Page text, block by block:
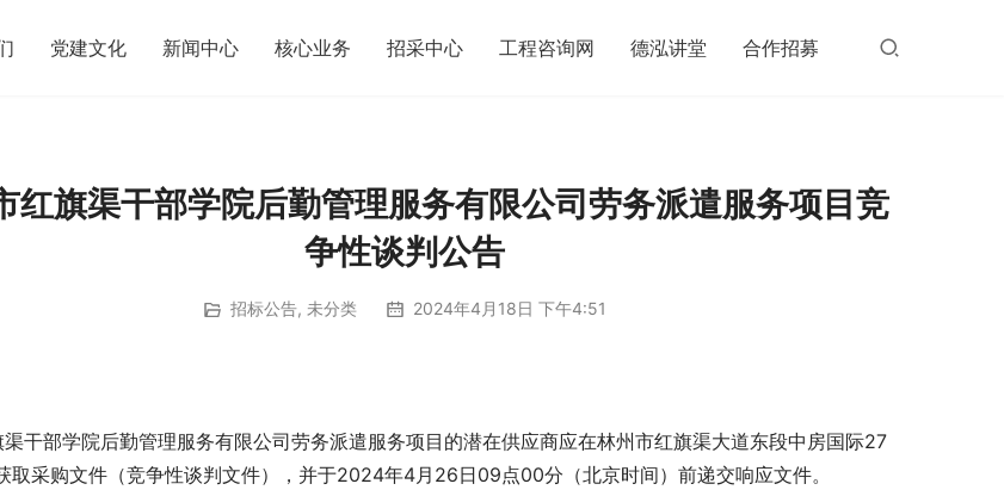
党建文化 新闻中心 核心业务 招采中心 工程咨询网 德泓讲堂 合作招募
红旗渠干部学院后勤管理服务有限公司劳务派遣服务项目竞
争性谈判公告
招标公告, 未分类 2024年4月18日 下午4:51
干部学院后勤管理服务有限公司劳务派遣服务项目的潜在供应商应在林州市红旗渠大道东段中房国际27
取采购文件（竞争性谈判文件），并于2024年4月26日09点00分（北京时间）前递交响应文件。